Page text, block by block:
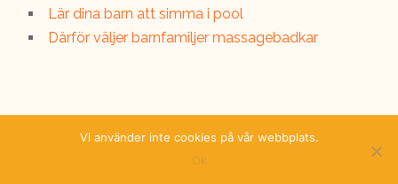
Lär dina barn att simma i pool
Därför väljer barnfamiljer massagebadkar
Vi använder inte cookies på vår webbplats.